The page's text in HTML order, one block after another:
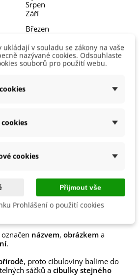
Srpen
Září
Březen
Květen
Listopad
Říjen
Trvalky
názvem, obrázkem a
.
, proto cibuloviny balíme do
sáčků a cibulky stejného
ukládají v souladu se zákony na vaše
nazývané cookies. Odsouhlaste
souborů pro použití webu.
cookies
Přijmout vše
Prohlášení o použití cookies